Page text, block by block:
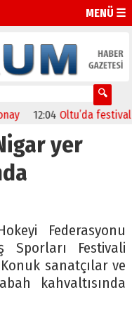
MENÜ ☰
12:04 Oltu’da festival
yer
Federasyonu
Sporları Festivali
sanatçılar ve
kahvaltısında